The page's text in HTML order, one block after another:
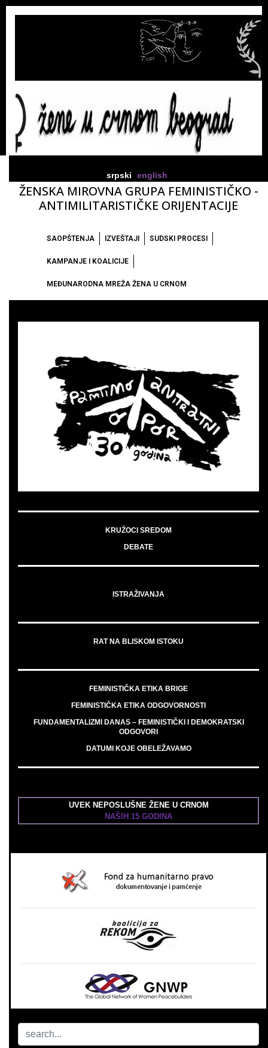
srpski english
ŽENSKA MIROVNA GRUPA FEMINISTIČKO -
ANTIMILITARISTIČKE ORIJENTACIJE
SAOPŠTENJA IZVEŠTAJI SUDSKI PROCESI
KAMPANJE I KOALICIJE
MEĐUNARODNA MREŽA ŽENA U CRNOM
KRUŽOCI SREDOM
DEBATE
ISTRAŽIVANJA
RAT NA BLISKOM ISTOKU
FEMINISTIČKA ETIKA BRIGE
FEMINISTIČKA ETIKA ODGOVORNOSTI
FUNDAMENTALIZMI DANAS – FEMINISTIČKI I DEMOKRATSKI
ODGOVORI
DATUMI KOJE OBELEŽAVAMO
UVEK NEPOSLUŠNE ŽENE U CRNOM
NAŠIH 15 GODINA